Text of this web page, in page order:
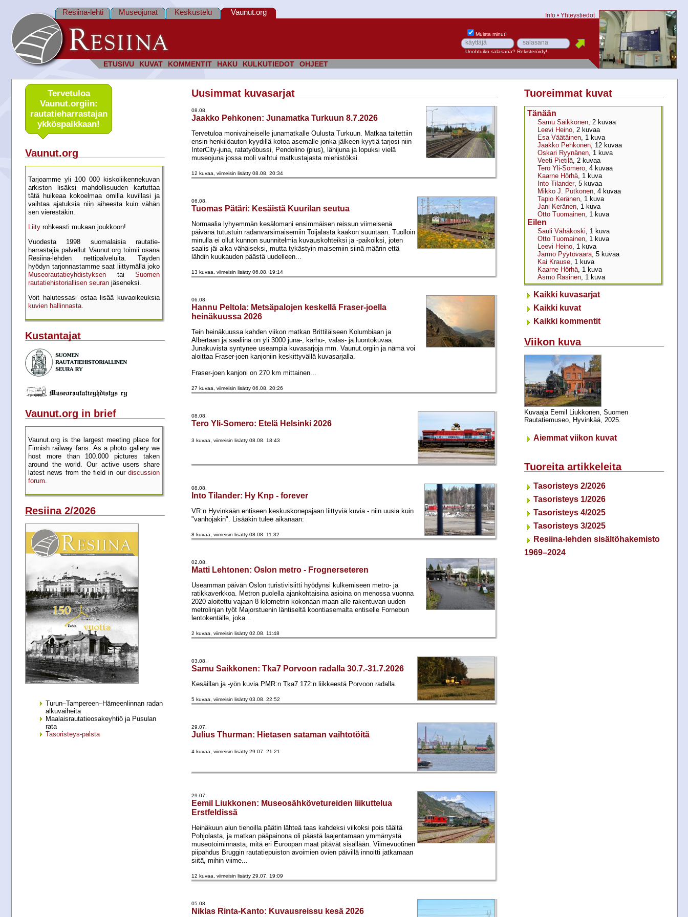
ETUSIVU KUVAT KOMMENTIT HAKU KULKUTIEDOT OHJEET
Resiina-lehti Museojunat Keskustelu Vaunut.org Info • Yhteystiedot
Muista minut!
Unohtuiko salasana? Rekisteröidy!
Uusimmat kuvasarjat
08.08.
Jaakko Pehkonen: Junamatka Turkuun 8.7.2026
Tervetuloa monivaiheiselle junamatkalle Oulusta Turkuun. Matkaa taitettiin
ensin henkilöauton kyydillä kotoa asemalle jonka jälkeen kyytiä tarjosi niin
InterCity-juna, ratatyöbussi, Pendolino (plus), lähijuna ja lopuksi vielä
museojuna jossa rooli vaihtui matkustajasta miehistöksi.
12 kuvaa, viimeisin lisätty 08.08. 20:34
06.08.
Tuomas Pätäri: Kesäistä Kuurilan seutua
Normaalia lyhyemmän kesälomani ensimmäisen reissun viimeisenä
päivänä tutustuin radanvarsimaisemiin Toijalasta kaakon suuntaan. Tuolloin
minulla ei ollut kunnon suunnitelmia kuvauskohteiksi ja -paikoiksi, joten
saalis jäi aika vähäiseksi, mutta tykästyin maisemiin siinä määrin että
lähdin kuukauden päästä uudelleen...
13 kuvaa, viimeisin lisätty 06.08. 19:14
06.08.
Hannu Peltola: Metsäpalojen keskellä Fraser-joella
heinäkuussa 2026
Tein heinäkuussa kahden viikon matkan Brittiläiseen Kolumbiaan ja
Albertaan ja saaliina on yli 3000 juna-, karhu-, valas- ja luontokuvaa.
Junakuvista syntynee useampia kuvasarjoja mm. Vaunut.orgiin ja nämä voi
aloittaa Fraser-joen kanjoniin keskittyvällä kuvasarjalla.
Fraser-joen kanjoni on 270 km mittainen...
27 kuvaa, viimeisin lisätty 06.08. 20:26
08.08.
Tero Yli-Somero: Etelä Helsinki 2026
3 kuvaa, viimeisin lisätty 08.08. 18:43
08.08.
Into Tilander: Hy Knp - forever
VR:n Hyvinkään entiseen keskuskonepajaan liittyviä kuvia - niin uusia kuin
"vanhojakin". Lisääkin tulee aikanaan:
8 kuvaa, viimeisin lisätty 08.08. 11:32
02.08.
Matti Lehtonen: Oslon metro - Frognerseteren
Useamman päivän Oslon turistivisiitti hyödynsi kulkemiseen metro- ja
ratikkaverkkoa. Metron puolella ajankohtaisina asioina on menossa vuonna
2020 aloitettu vajaan 8 kilometrin kokonaan maan alle rakentuvan uuden
metrolinjan työt Majorstuenin läntiseltä koontiasemalta entiselle Fornebun
lentokentälle, joka...
2 kuvaa, viimeisin lisätty 02.08. 11:48
03.08.
Samu Saikkonen: Tka7 Porvoon radalla 30.7.-31.7.2026
Kesäillan ja -yön kuvia PMR:n Tka7 172:n liikkeestä Porvoon radalla.
5 kuvaa, viimeisin lisätty 03.08. 22:52
29.07.
Julius Thurman: Hietasen sataman vaihtotöitä
4 kuvaa, viimeisin lisätty 29.07. 21:21
29.07.
Eemil Liukkonen: Museosähkövetureiden liikuttelua
Erstfeldissä
Heinäkuun alun tienoilla päätin lähteä taas kahdeksi viikoksi pois täältä
Pohjolasta, ja matkan pääpainona oli päästä laajentamaan ymmärrystä
museotoiminnasta, mitä eri Euroopan maat pitävät sisällään. Viimevuotinen
piipahdus Bruggin rautatiepuiston avoimien ovien päivillä innoitti jatkamaan
siitä, mihin viime...
12 kuvaa, viimeisin lisätty 29.07. 19:09
05.08.
Niklas Rinta-Kanto: Kuvausreissu kesä 2026
Tervetuloa
Vaunut.orgiin:
rautatie­harrastajan
ykkös­paikkaan!
Vaunut.org
Tarjoamme yli 100 000 kisko­liikenne­kuvan
arkiston lisäksi mahdol­lisuuden kartu­ttaa
tätä huikeaa kokoelmaa omilla kuvillasi ja
vaihtaa ajatuksia niin aiheesta kuin vähän
sen vierestäkin.
Liity rohkeasti mukaan joukkoon!
Vuodesta 1998 suomalaisia rautatie­
harrastajia palvellut Vaunut.org toimii osana
Resiina-lehden netti­palveluita. Täyden
hyödyn tarjon­nastamme saat liittymällä joko
Museo­rautatie­yhdistyksen tai Suomen
rautatie­historial­lisen seuran jäseneksi.
Voit halutessasi ostaa lisää kuva­oikeuksia
kuvien hallinnasta.
Kustantajat
Vaunut.org in brief
Vaunut.org is the largest meeting place for
Finnish railway fans. As a photo gallery we
host more than 100.000 pictures taken
around the world. Our active users share
latest news from the field in our discussion
forum
Resiina 2/2026
Turun–Tampereen–Hämeenlinnan radan
alkuvaiheita
Maalaisrautatieosakeyhtiö ja Pusulan
rata
Tasoristeys-palsta
Tuoreimmat kuvat
Tänään
Samu Saikkonen, 2 kuvaa
Leevi Heino, 2 kuvaa
Esa Väätäinen, 1 kuva
Jaakko Pehkonen, 12 kuvaa
Oskari Ryynänen, 1 kuva
Veeti Pietilä, 2 kuvaa
Tero Yli-Somero, 4 kuvaa
Kaarne Hörhä, 1 kuva
Into Tilander, 5 kuvaa
Mikko J. Putkonen, 4 kuvaa
Tapio Keränen, 1 kuva
Jani Keränen, 1 kuva
Otto Tuomainen, 1 kuva
Eilen
Sauli Vähäkoski, 1 kuva
Otto Tuomainen, 1 kuva
Leevi Heino, 1 kuva
Jarmo Pyytövaara, 5 kuvaa
Kai Krause, 1 kuva
Kaarne Hörhä, 1 kuva
Asmo Rasinen, 1 kuva
Kaikki kuvasarjat
Kaikki kuvat
Kaikki kommentit
Viikon kuva
Kuvaaja Eemil Liukkonen, Suomen
Rautatiemuseo, Hyvinkää, 2025.
Aiemmat viikon kuvat
Tuoreita artikkeleita
Tasoristeys 2/2026
Tasoristeys 1/2026
Tasoristeys 4/2025
Tasoristeys 3/2025
Resiina-lehden sisältöhakemisto
1969–2024